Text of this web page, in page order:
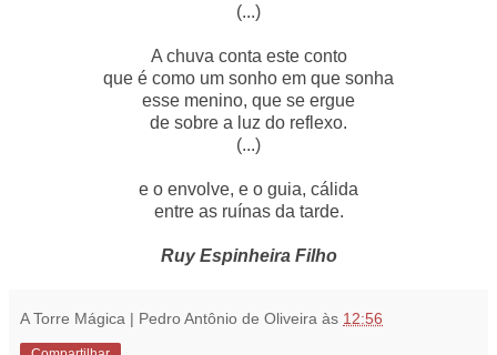
(...)
A chuva conta este conto
que é como um sonho em que sonha
esse menino, que se ergue
de sobre a luz do reflexo.
(...)
e o envolve, e o guia, cálida
entre as ruínas da tarde.
Ruy Espinheira Filho
A Torre Mágica | Pedro Antônio de Oliveira às 12:56